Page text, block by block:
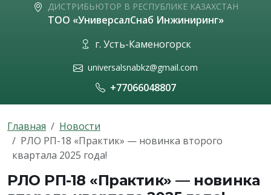
ДИСТРИБЬЮТОР В РЕСПУБЛИКЕ КАЗАХСТАН
ТОО «УниверсалСнаб Инжиниринг»
г. Усть-Каменогорск
universalsnabkz@gmail.com
+77066048807
Главная
Новости
РЛО РП-18 «Практик» — новинка второго
квартала 2025 года!
РЛО РП-18 «Практик» — новинка